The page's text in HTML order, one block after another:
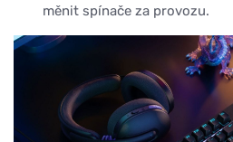
měnit spínače za provozu.